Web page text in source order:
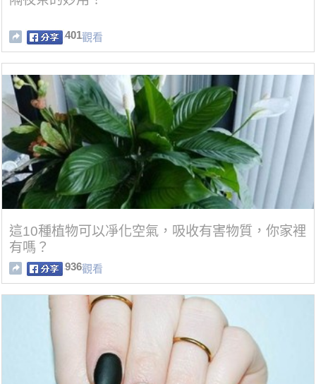
401觀看
這10種植物可以凈化空氣，吸收有害物質，你家裡
有嗎？
936觀看